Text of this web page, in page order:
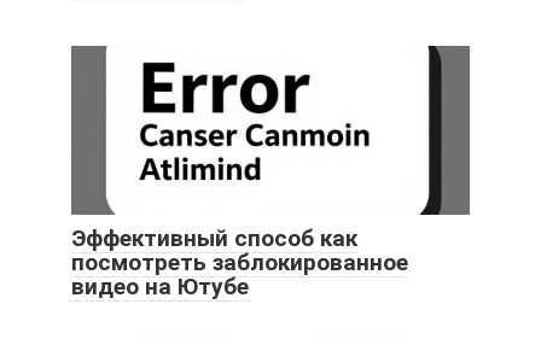
Эффективный способ как
посмотреть заблокированное
видео на Ютубе